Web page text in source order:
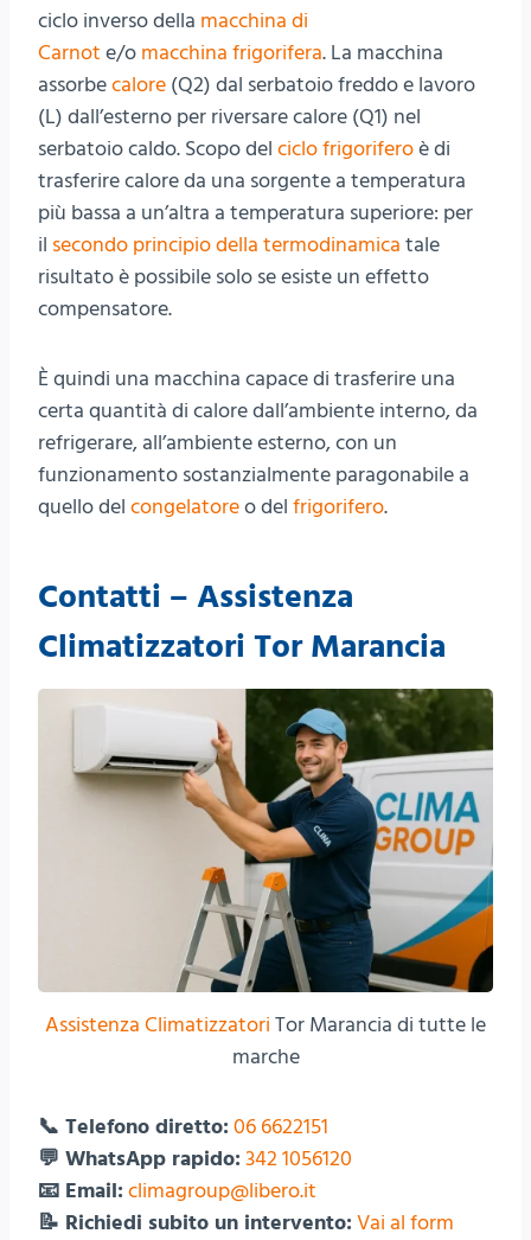
ciclo inverso della macchina di
Carnot e/o macchina frigorifera. La macchina
assorbecalore (Q2) dal serbatoio freddo e lavoro
(L) dall’esterno per riversare calore (Q1) nel
serbatoio caldo. Scopo del ciclo frigoriferoè di
trasferire calore da una sorgente a temperatura
più bassa a un’altra a temperatura superiore: per
il secondo principio della termodinamica tale
risultato è possibile solo se esiste un effetto
compensatore.
È quindi una macchina capace di trasferire una
certa quantità di calore dall’ambiente interno, da
refrigerare, all’ambiente esterno, con un
funzionamento sostanzialmente paragonabile a
quello del congelatoreo del frigorifero.
Contatti – Assistenza
Climatizzatori Tor Marancia
Assistenza Climatizzatori Tor Marancia di tutte le
marche
📞 Telefono diretto: 06 6622151
💬 WhatsApp rapido: 342 1056120
📧 Email: climagroup@libero.it
📝 Richiedi subito un intervento: Vai al form